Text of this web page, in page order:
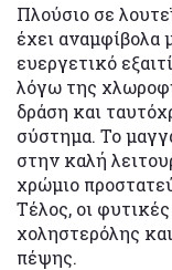
Πλούσιο σε
έχει αναμφίβολα
ευεργετικό
λόγω της
δράση και
σύστημα. Το
στην καλή
χρώμιο
Τέλος, οι
χοληστερόλης
πέψης.